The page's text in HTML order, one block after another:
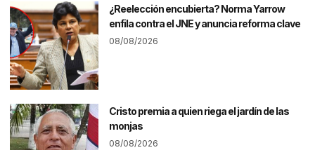
¿Reelección encubierta? Norma Yarrow
enfila contra el JNE y anuncia reforma clave
08/08/2026
Cristo premia a quien riega el jardín de las
monjas
08/08/2026